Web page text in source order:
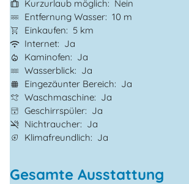
Kurzurlaub möglich
Nein
Entfernung Wasser 10 m
Einkaufen
5 km
Internet
Ja
Kaminofen
Ja
Wasserblick
Ja
Eingezäunter Bereich
Ja
Waschmaschine
Ja
Geschirrspüler
Ja
Nichtraucher
Ja
Klimafreundlich
Ja
Gesamte Ausstattung